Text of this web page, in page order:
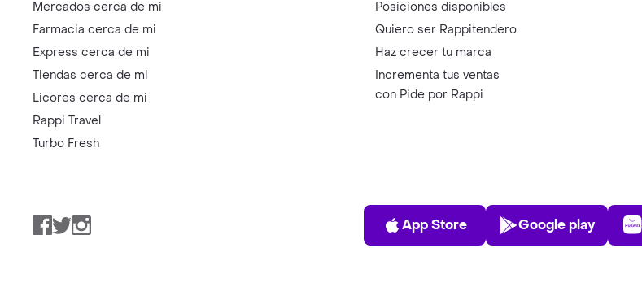
Mercados cerca de mi
Farmacia cerca de mi
Express cerca de mi
Tiendas cerca de mi
Licores cerca de mi
Rappi Travel
Turbo Fresh
Posiciones disponibles
Quiero ser Rappitendero
Haz crecer tu marca
Incrementa tus ventas
con Pide por Rappi
Facebook
TwitterInstagram
App Store
App Store
Play Store
Google play